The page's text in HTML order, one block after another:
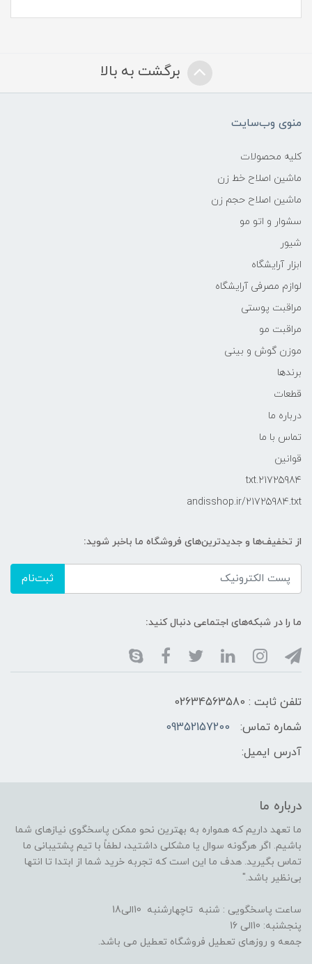
برگشت به بالا
منوی وب‌سایت
کلیه محصولات
ماشین اصلاح خط زن
ماشین اصلاح حجم زن
سشوار و اتو مو
شیور
ابزار آرایشگاه
لوازم مصرفی آرایشگاه
مراقبت پوستی
مراقبت مو
موزن گوش و بینی
برندها
قطعات
درباره ما
تماس با ما
قوانین
21725984.txt
andisshop.ir/21725984.txt
از تخفیف‌ها و جدیدترین‌های فروشگاه ما باخبر شوید:
ثبت‌نام
ما را در شبکه‌های اجتماعی دنبال کنید:
تلفن ثابت : 02634563580
شماره تماس:
09352157200
آدرس ایمیل:
درباره ما
ما تعهد داریم که همواره به بهترین نحو ممکن پاسخگوی نیازهای شما
باشیم. اگر هرگونه سوال یا مشکلی داشتید، لطفاً با تیم پشتیبانی ما
تماس بگیرید. هدف ما این است که تجربه خرید شما از ابتدا تا انتها
بی‌نظیر باشد."
ساعت پاسخگویی : شنبه تاچهارشنبه 10الی18
پنجشنبه: 10الی 16
جمعه و روزهای تعطیل فروشگاه تعطیل می باشد.